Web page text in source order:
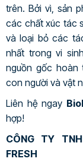
trên. Bởi vì, sản
các chất xúc tác
và loại bỏ các
nhất trong vi
nguồn gốc hoàn
con người và vật
Liên hệ ngay
hợp!
CÔNG TY
FRESH